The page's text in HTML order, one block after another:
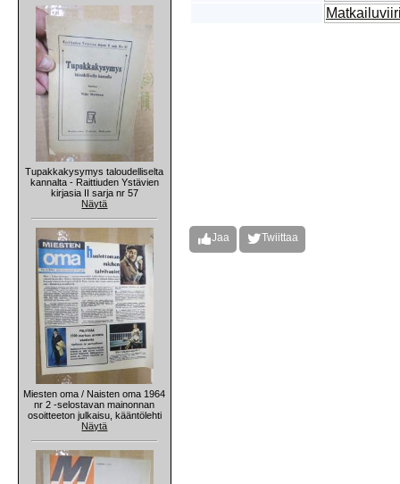
Tupakkakysymys taloudelliselta
kannalta - Raittiuden Ystävien
kirjasia II sarja nr 57
Näytä
Miesten oma / Naisten oma 1964
nr 2 -selostavan mainonnan
osoitteeton julkaisu, kääntölehti
Näytä
Jaa Twiittaa